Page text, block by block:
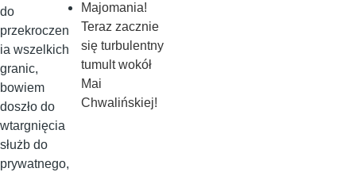
do
przekroczen
ia wszelkich
granic,
bowiem
doszło do
wtargnięcia
służb do
prywatnego,
Majomania!
Teraz zacznie
się turbulentny
tumult wokół
Mai
Chwalińskiej!